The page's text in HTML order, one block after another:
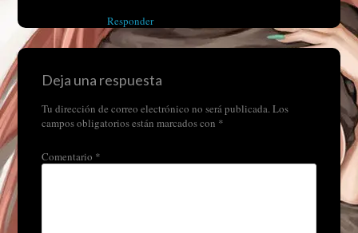
Responder
Deja una respuesta
Tu dirección de correo electrónico no será publicada.Los
campos obligatorios están marcados con *
Comentario *